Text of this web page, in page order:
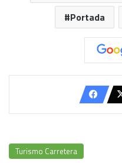
Portada